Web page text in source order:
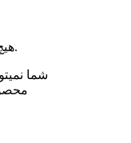
هیچ امتیاز پاداش برای این محصول وجود ندارد.
شما نمیتوانید بیش از